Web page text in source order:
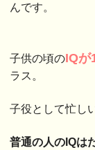
んです。
子供の頃のIQが
ラス。
子役として忙し
普通の人のIQは